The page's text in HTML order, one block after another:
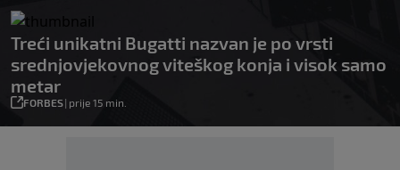
Treći unikatni Bugatti nazvan je po vrsti
srednjovjekovnog viteškog konja i visok samo
metar
FORBES| prije 15 min.